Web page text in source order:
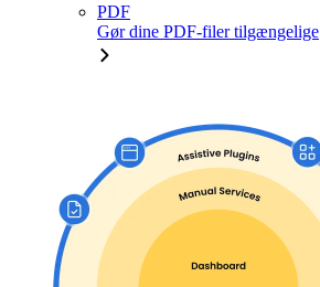
PDF
Gør dine PDF-filer tilgængelige